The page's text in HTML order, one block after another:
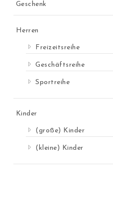
Geschenk
Herren
Freizeitsreihe
Geschäftsreihe
Sportreihe
Kinder
(große) Kinder
(kleine) Kinder